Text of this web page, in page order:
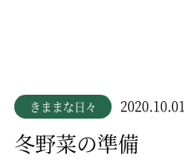
きままな日々 2020.10.01
冬野菜の準備